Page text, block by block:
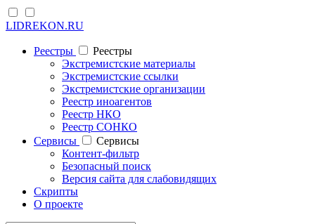
LIDREKON.RU
Реестры
Реестры
Экстремистские материалы
Экстремистские ссылки
Экстремистские организации
Реестр иноагентов
Реестр НКО
Реестр СОНКО
Cервисы
Cервисы
Контент-фильтр
Безопасный поиск
Версия сайта для слабовидящих
Скрипты
О проекте